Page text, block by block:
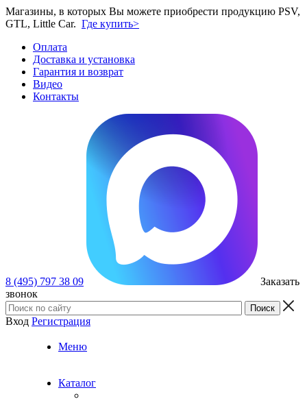
Магазины, в которых Вы можете приобрести продукцию PSV,
GTL, Little Car. Где купить>
Оплата
Доставка и установка
Гарантия и возврат
Видео
Контакты
8 (495) 797 38 09
Заказать
звонок
Вход Регистрация
Меню
Каталог